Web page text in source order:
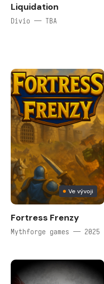
Liquidation
Divio — TBA
Ve vývoji
Fortress Frenzy
Mythforge games — 2025